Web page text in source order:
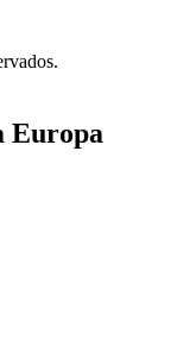
Europa